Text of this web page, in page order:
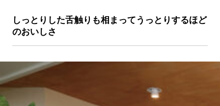
しっとりした舌触りも相まってうっとりするほど
のおいしさ